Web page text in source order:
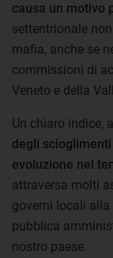
causa un motivo
settentrionale
mafia, anche se
commissioni di
Veneto e della
Un chiaro indice,
degli
evoluzione nel
attraversa molti
governi locali
pubblica
nostro paese.